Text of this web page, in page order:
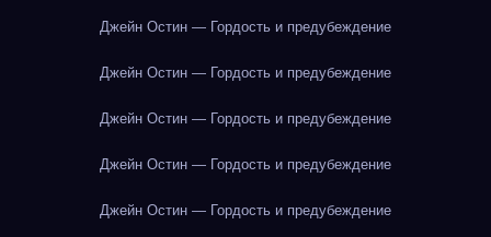
Джейн Остин — Гордость и предубеждение
Джейн Остин — Гордость и предубеждение
Джейн Остин — Гордость и предубеждение
Джейн Остин — Гордость и предубеждение
Джейн Остин — Гордость и предубеждение